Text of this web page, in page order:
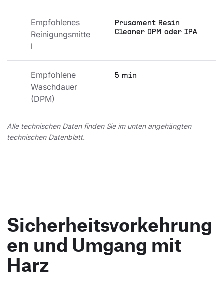
Empfohlenes
Reinigungsmitte
l
Prusament Resin
Cleaner DPM oder IPA
Empfohlene
Waschdauer
(DPM)
5 min
Alle technischen Daten finden Sie im unten angehängten
technischen Datenblatt.
Sicherheitsvorkehrung
en und Umgang mit
Harz